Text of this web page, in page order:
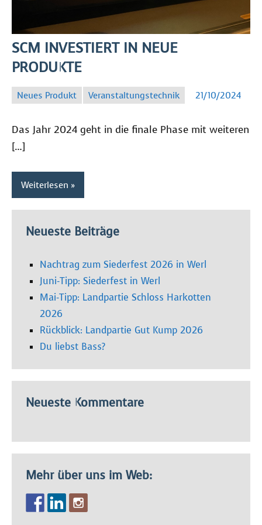
SCM INVESTIERT IN NEUE
PRODUKTE
Neues Produkt Veranstaltungstechnik 21/10/2024
SC
Das Jahr 2024 geht in die finale Phase mit weiteren
[…]
Weiterlesen
Neueste Beiträge
Nachtrag zum Siederfest 2026 in Werl
Juni-Tipp: Siederfest in Werl
Mai-Tipp: Landpartie Schloss Harkotten
2026
Rückblick: Landpartie Gut Kump 2026
Du liebst Bass?
Neueste Kommentare
Mehr über uns im Web: